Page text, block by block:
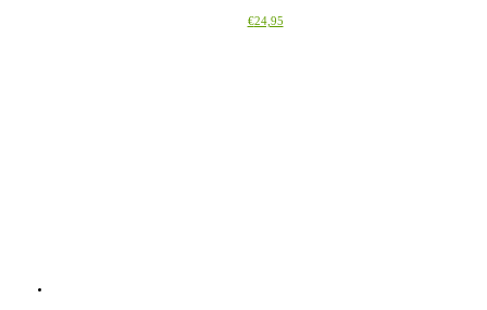
€24,95Dieses